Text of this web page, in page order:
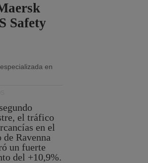
Safety
en
el tráfico
en el
de Ravenna
un fuerte
del +10,9%.